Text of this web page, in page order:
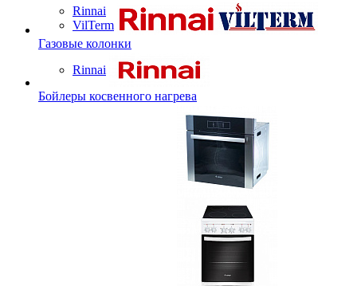
Rinnai
VilTerm
Газовые колонки
Rinnai
Бойлеры косвенного нагрева